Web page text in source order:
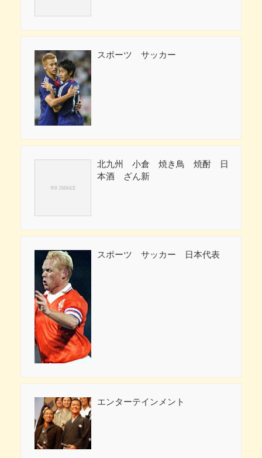
スポーツ サッカー
北九州 小倉 焼き鳥 焼酎 日
本酒 ざん新
スポーツ サッカー 日本代表
エンターテインメント